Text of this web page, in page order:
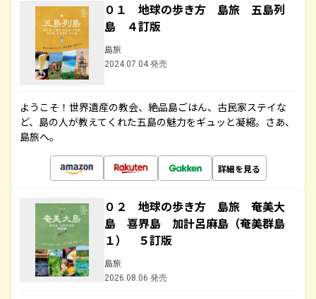
０１ 地球の歩き方 島旅 五島列
島 ４訂版
島旅
2024.07.04 発売
ようこそ！世界遺産の教会、絶品島ごはん、古民家ステイな
ど、島の人が教えてくれた五島の魅力をギュッと凝縮。さあ、
島旅へ。
詳細を見る
０２ 地球の歩き方 島旅 奄美大
島 喜界島 加計呂麻島（奄美群島
１） ５訂版
島旅
2026.08.06 発売